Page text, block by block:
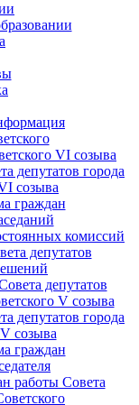
VI созыва
депутатов города
созыва
граждан
комиссий
депутатов
депутатов
V созыва
депутатов города
созыва
граждан
работы Совета